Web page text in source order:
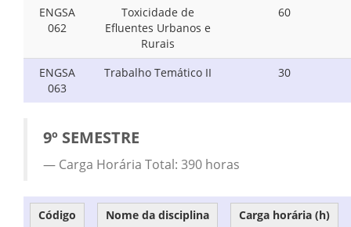
ENGSA
062
Toxicidade de
Efluentes Urbanos e
Rurais
60
ENGSA
063
Trabalho Temático II 30
9º SEMESTRE
Carga Horária Total: 390 horas
Código Nome da disciplina Carga horária (h)